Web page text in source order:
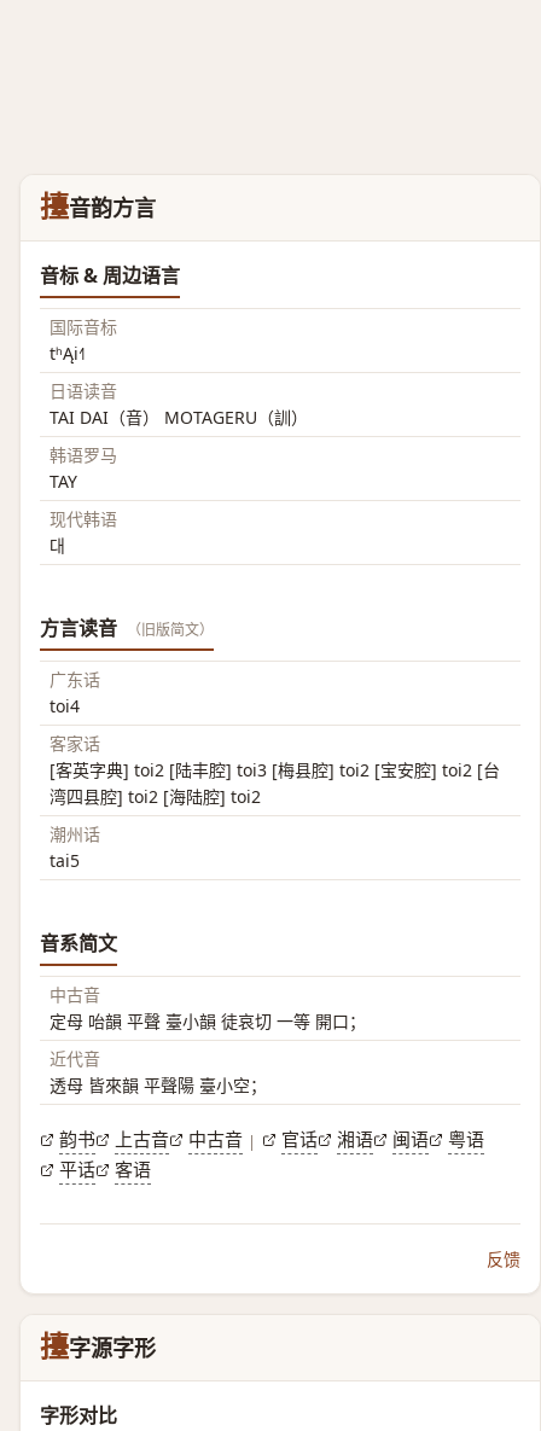
擡音韵方言
音标 & 周边语言
国际音标
tʰĄi˧˥
日语读音
TAI DAI（音） MOTAGERU（訓）
韩语罗马
TAY
现代韩语
대
方言读音 （旧版简文）
广东话
toi4
客家话
[客英字典] toi2 [陆丰腔] toi3 [梅县腔] toi2 [宝安腔] toi2 [台
湾四县腔] toi2 [海陆腔] toi2
潮州话
tai5
音系简文
中古音
定母 咍韻 平聲 臺小韻 徒哀切 一等 開口；
近代音
透母 皆來韻 平聲陽 臺小空；
韵书 上古音 中古音 | 官话 湘语 闽语
粤语
平话
客语
反馈
擡字源字形
字形对比